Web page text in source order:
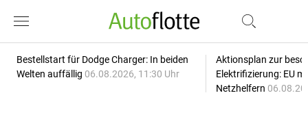
Bestellstart für Dodge Charger: In beiden
Welten auffällig 06.08.2026, 11:30 Uhr
Aktionsplan zur
Elektrifizierung: EU
Netzhelfern